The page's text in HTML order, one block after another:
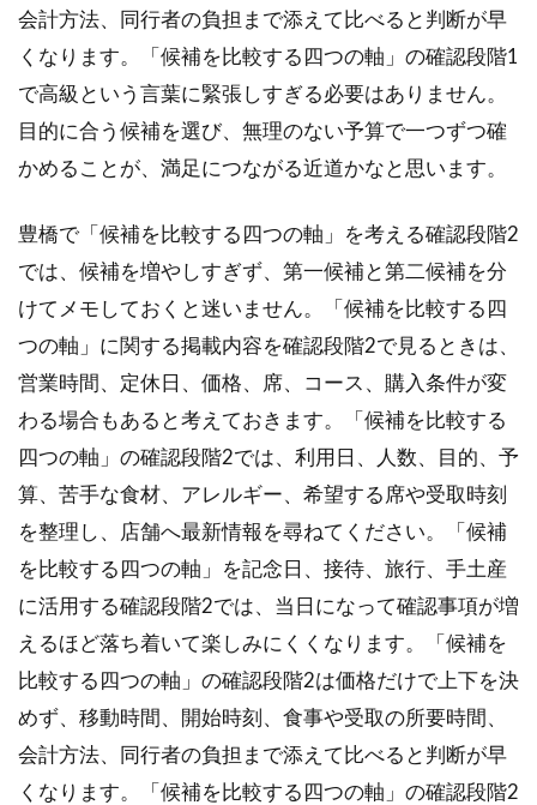
会計方法、同行者の負担まで添えて比べると判断が早
くなります。「候補を比較する四つの軸」の確認段階1
で高級という言葉に緊張しすぎる必要はありません。
目的に合う候補を選び、無理のない予算で一つずつ確
かめることが、満足につながる近道かなと思います。
豊橋で「候補を比較する四つの軸」を考える確認段階2
では、候補を増やしすぎず、第一候補と第二候補を分
けてメモしておくと迷いません。「候補を比較する四
つの軸」に関する掲載内容を確認段階2で見るときは、
営業時間、定休日、価格、席、コース、購入条件が変
わる場合もあると考えておきます。「候補を比較する
四つの軸」の確認段階2では、利用日、人数、目的、予
算、苦手な食材、アレルギー、希望する席や受取時刻
を整理し、店舗へ最新情報を尋ねてください。「候補
を比較する四つの軸」を記念日、接待、旅行、手土産
に活用する確認段階2では、当日になって確認事項が増
えるほど落ち着いて楽しみにくくなります。「候補を
比較する四つの軸」の確認段階2は価格だけで上下を決
めず、移動時間、開始時刻、食事や受取の所要時間、
会計方法、同行者の負担まで添えて比べると判断が早
くなります。「候補を比較する四つの軸」の確認段階2